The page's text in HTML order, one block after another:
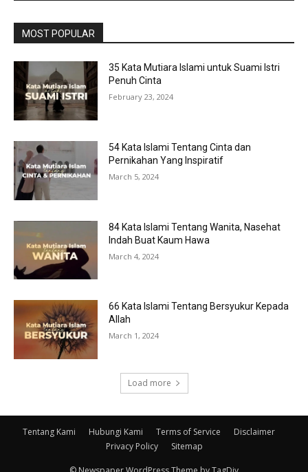
MOST POPULAR
35 Kata Mutiara Islami untuk Suami Istri
Penuh Cinta
February 23, 2024
54 Kata Islami Tentang Cinta dan
Pernikahan Yang Inspiratif
March 5, 2024
84 Kata Islami Tentang Wanita, Nasehat
Indah Buat Kaum Hawa
March 4, 2024
66 Kata Islami Tentang Bersyukur Kepada
Allah
March 1, 2024
Load more
Tentang Kami Hubungi Kami Terms of Service
Disclaimer
Privacy Policy
Sitemap